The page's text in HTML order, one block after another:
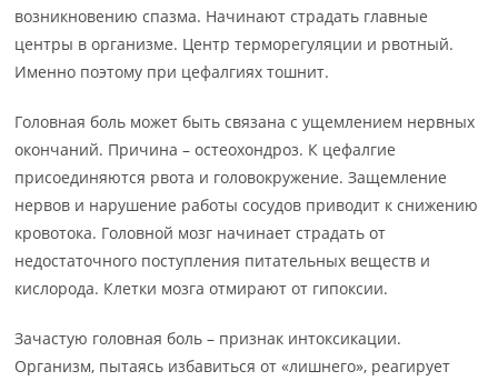
возникновению спазма. Начинают страдать главные
центры в организме. Центр терморегуляции и рвотный.
Именно поэтому при цефалгиях тошнит.
Головная боль может быть связана с ущемлением нервных
окончаний. Причина – остеохондроз. К цефалгие
присоединяются рвота и головокружение. Защемление
нервов и нарушение работы сосудов приводит к снижению
кровотока. Головной мозг начинает страдать от
недостаточного поступления питательных веществ и
кислорода. Клетки мозга отмирают от гипоксии.
Зачастую головная боль – признак интоксикации.
Организм, пытаясь избавиться от «лишнего», реагирует